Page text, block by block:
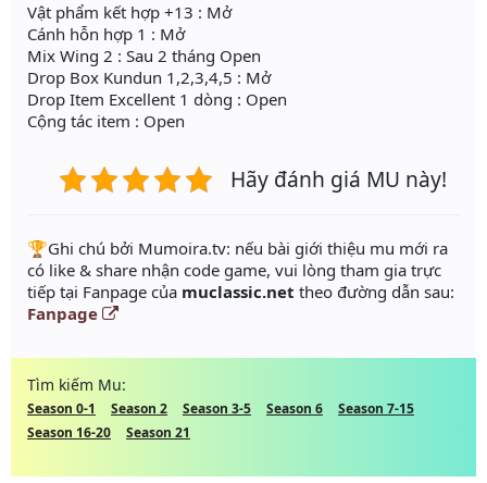
Vật phẩm kết hợp +13 : Mở
Cánh hỗn hợp 1 : Mở
Mix Wing 2 : Sau 2 tháng Open
Drop Box Kundun 1,2,3,4,5 : Mở
Drop Item Excellent 1 dòng : Open
Cộng tác item : Open
Hãy đánh giá MU này!
️🏆Ghi chú bởi Mumoira.tv: nếu bài giới thiệu mu mới ra
có like & share nhận code game, vui lòng tham gia trực
tiếp tại Fanpage của muclassic.net theo đường dẫn sau:
Fanpage
Tìm kiếm Mu:
Season 0-1 Season 2 Season 3-5 Season 6
Season 7-15
Season 16-20
Season 21